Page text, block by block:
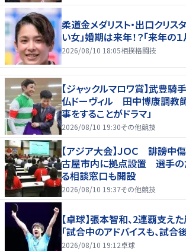
柔道金メダリスト・出口クリス
い女」婚期は来年！？「来年の１
2026/08/10 18:05相撲格闘技
【ジャックルマロワ賞】武豊
仏ドーヴィル 田中博康調教
事をすることがドラマ」
2026/08/10 19:30その他競技
【アジア大会】ＪＯＣ 誹謗
古屋市内に拠点設置 選手の
る相談窓口も開設
2026/08/10 19:37その他競技
【卓球】張本智和、2連覇支え
「試合中のアドバイスも、試合
2026/08/10 19:12卓球